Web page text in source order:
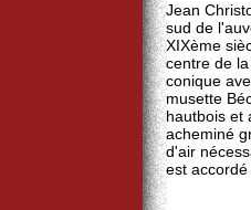
Jean
sud de
XIXème
centre de
conique
musette
hautbois et
acheminé
d'air
est